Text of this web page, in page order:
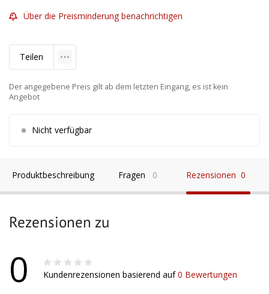
Über die Preisminderung benachrichtigen
Teilen
Der angegebene Preis gilt ab dem letzten Eingang, es ist kein
Angebot
Nicht verfügbar
Produktbeschreibung Fragen 0 Rezensionen 0
Rezensionen zu
0 Kundenrezensionen basierend auf0 Bewertungen